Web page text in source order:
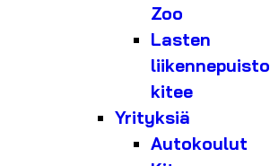
Zoo
Lasten
liikennepuisto
kitee
Yrityksiä
Autokoulut